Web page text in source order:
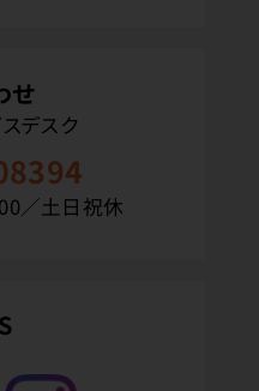
せ
デスク
／土日祝休